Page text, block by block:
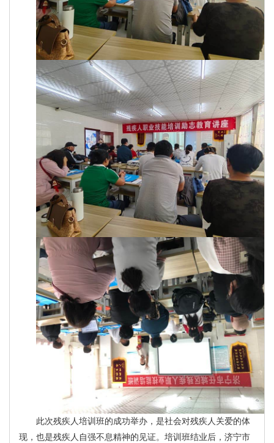
此次残疾人培训班的成功举办，是社会对残疾人关爱的体
现，也是残疾人自强不息精神的见证。培训班结业后，济宁市